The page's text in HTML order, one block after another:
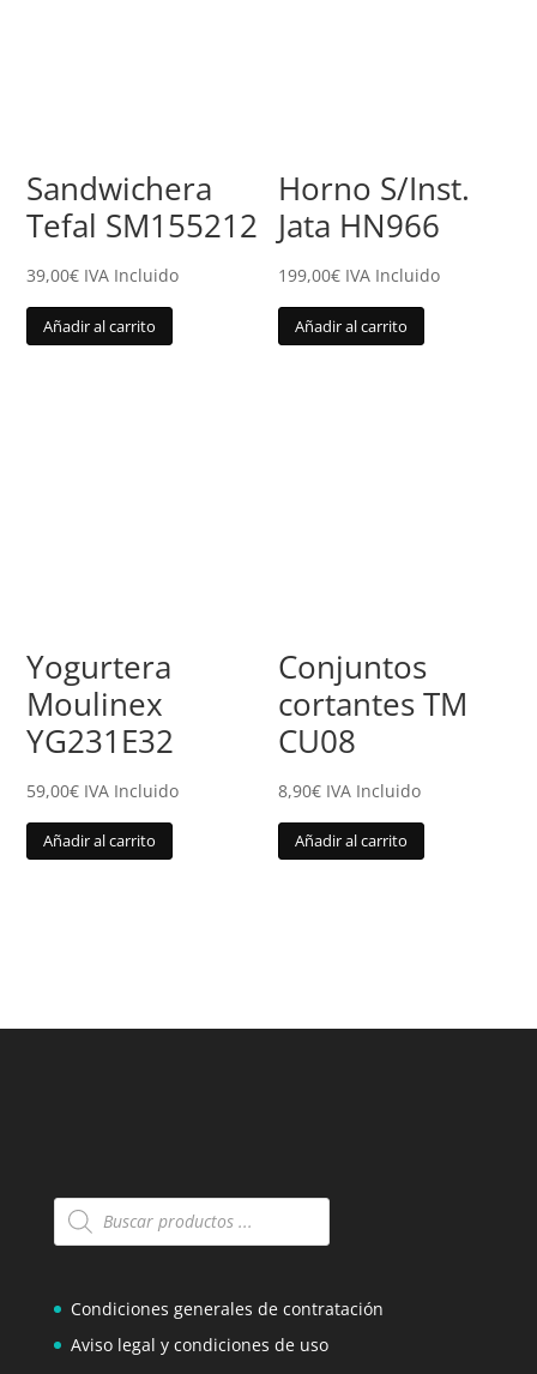
Sandwichera
Tefal SM155212
39,00€ IVA Incluido
Añadir al carrito
Horno S/Inst.
Jata HN966
199,00€ IVA Incluido
Añadir al carrito
Yogurtera
Moulinex
YG231E32
59,00€ IVA Incluido
Añadir al carrito
Conjuntos
cortantes TM
CU08
8,90€ IVA Incluido
Añadir al carrito
Búsqueda
de
Condiciones generales de contratación
Aviso legal y condiciones de uso